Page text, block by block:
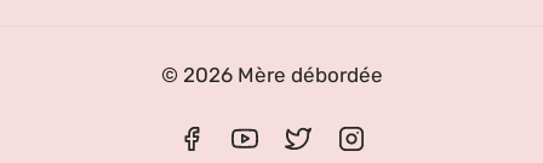
© 2026 Mère débordée